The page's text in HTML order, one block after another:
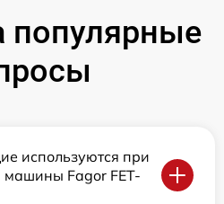
популярные
используются при
машины Fagor FET-